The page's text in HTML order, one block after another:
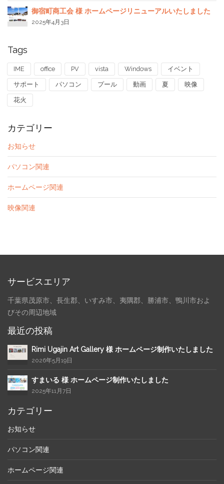
御宿町商工会 様 ホームページリニューアルいたしました
2025年4月3日
Tags
IME office PV vista Windows イベント
サポート パソコン プール 動画 夏 映像
花火
カテゴリー
お知らせ
パソコン関連
ホームページ関連
映像関連
サービスエリア
千葉県茂原市、長生郡、いすみ市、夷隅郡、勝浦市、鴨川市およ
びその周辺地域
最近の投稿
Rimi Ugajin Art Gallery 様 ホームページ制作いたしました
2026年5月19日
すまいる 様 ホームページ制作いたしました
2025年11月7日
カテゴリー
お知らせ
パソコン関連
ホームページ関連